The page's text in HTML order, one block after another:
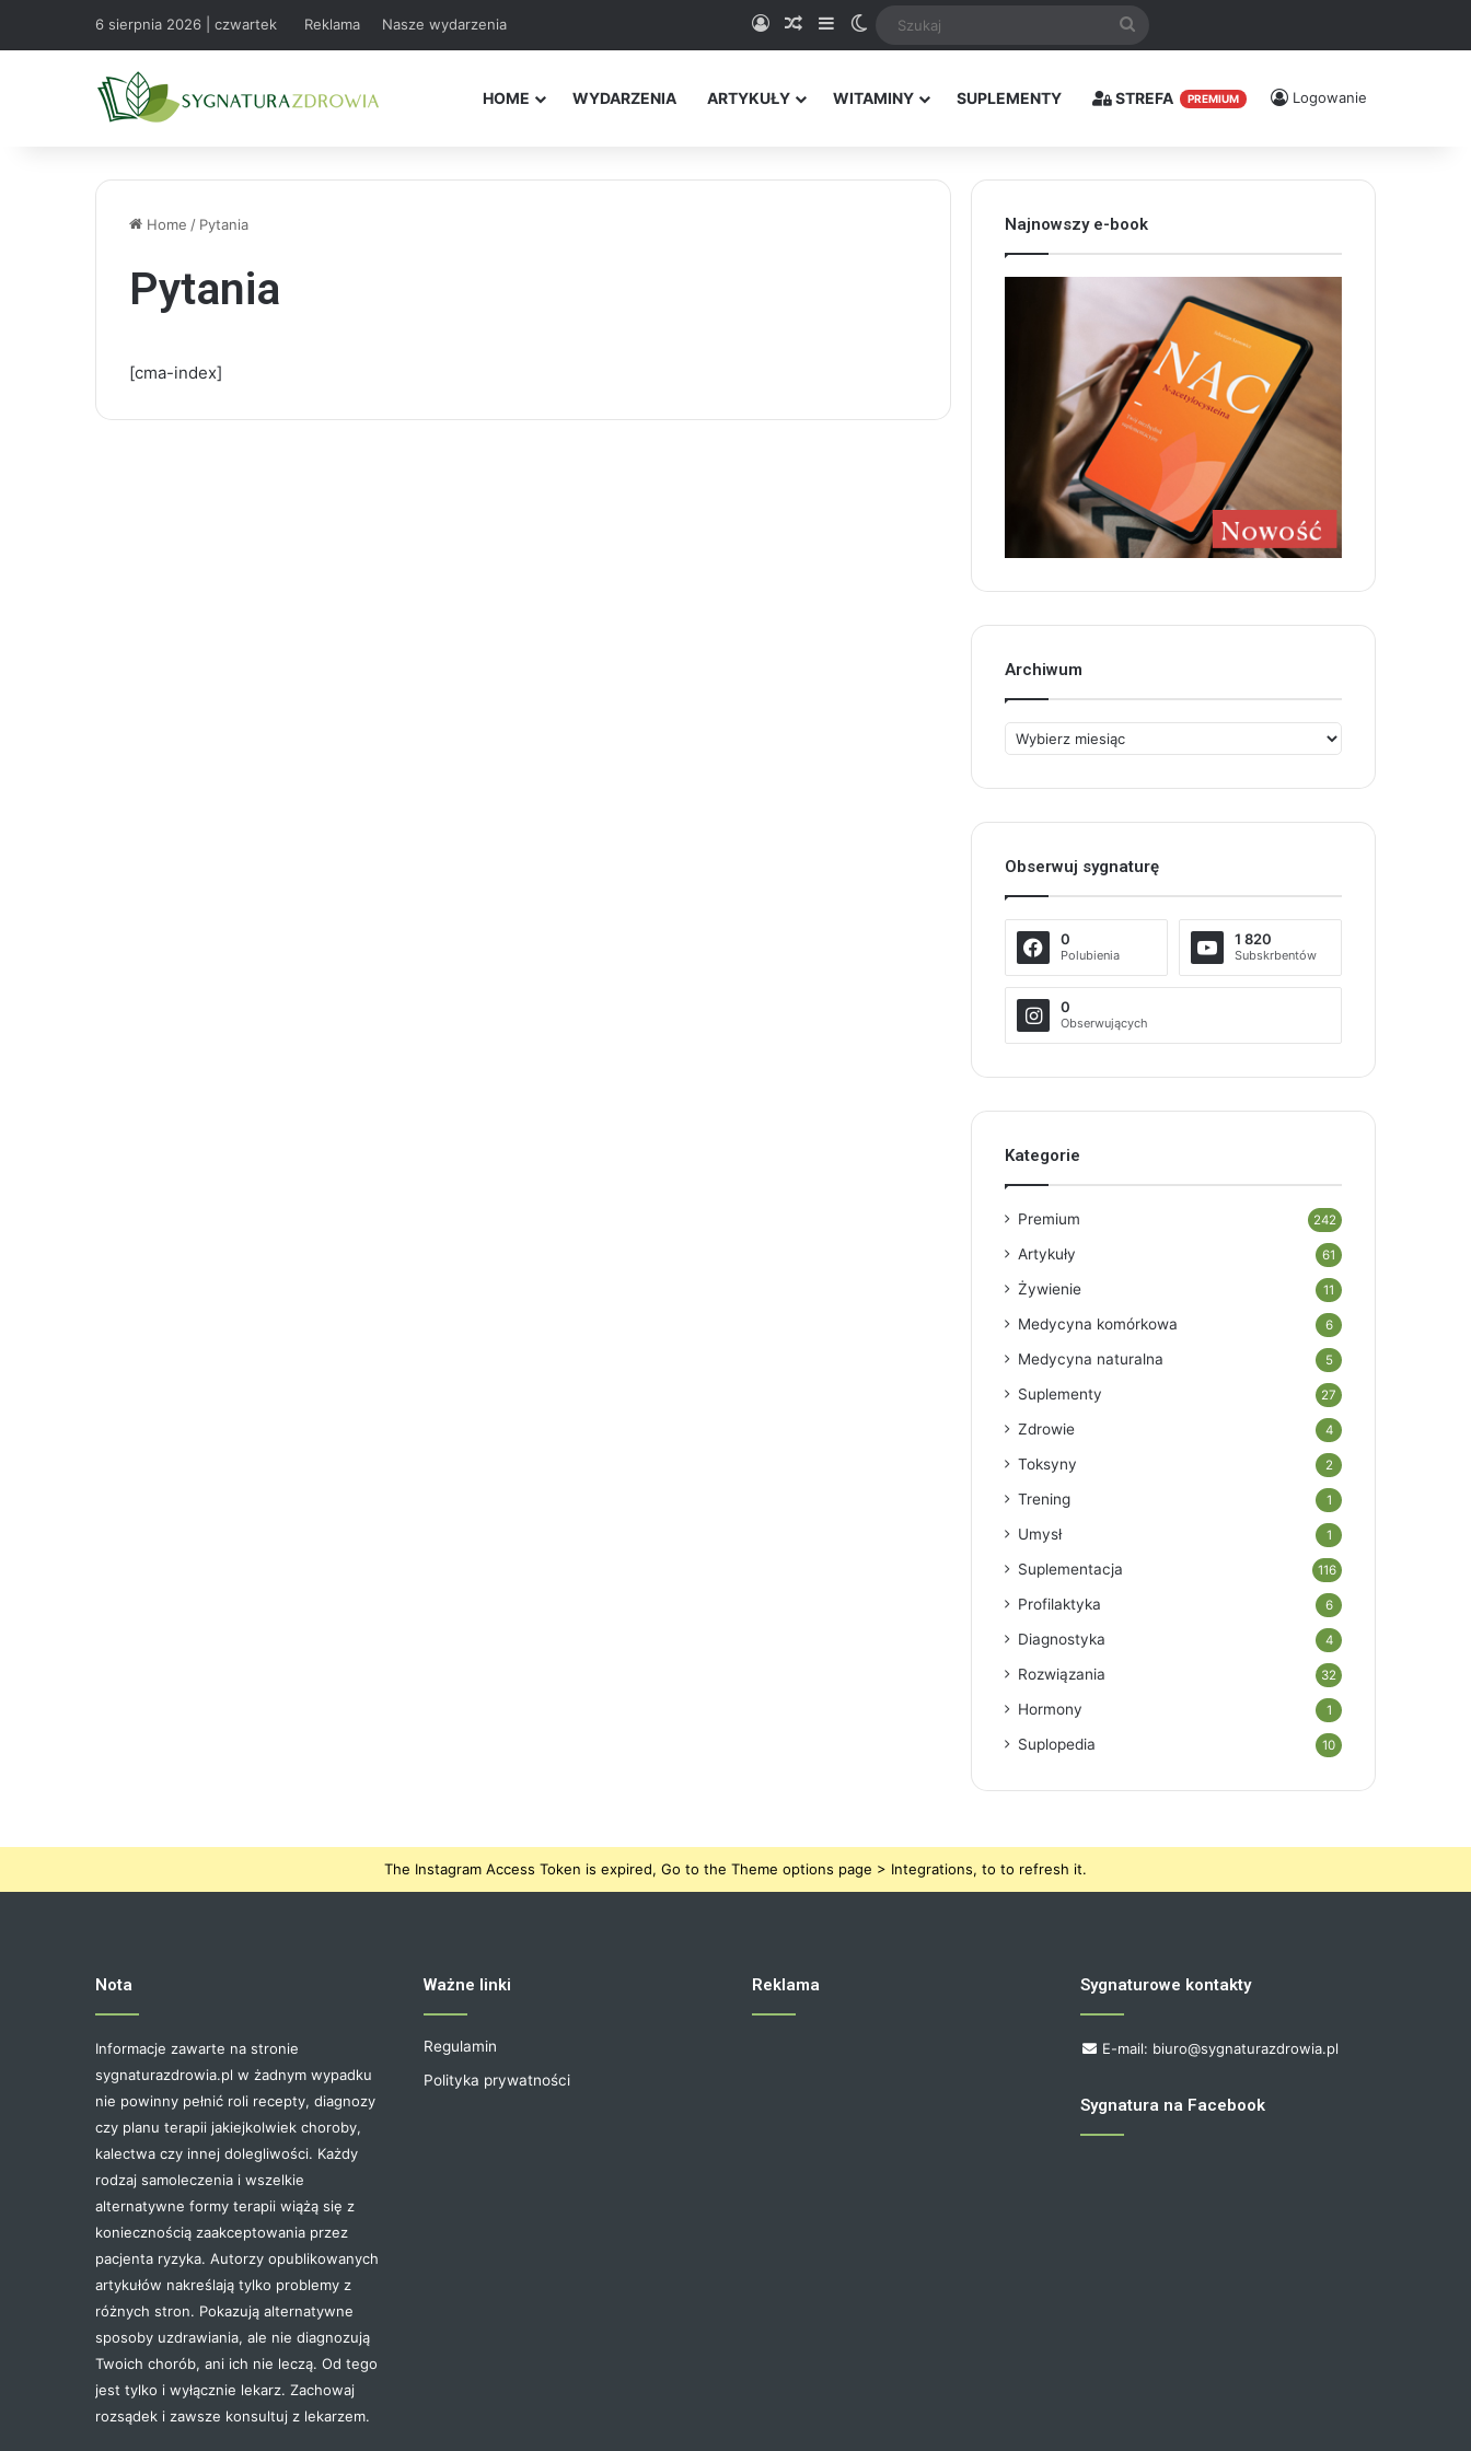
6 sierpnia 2026 | czwartek Reklama Nasze wydarzenia Logowanie
Random Article
SidebarSwitch skin
HOME WYDARZENIA ARTYKUŁY WITAMINY SUPLEMENTY STREFA PREMIUM Logowanie
Home / Pytania
Pytania
[cma-index]
Najnowszy e-book
Archiwum
Archiwum
Obserwuj sygnaturę
0
Polubienia
1 820
Subskrbentów
0
Obserwujących
Kategorie
Premium 242
Artykuły 61
Żywienie 11
Medycyna komórkowa 6
Medycyna naturalna 5
Suplementy 27
Zdrowie 4
Toksyny 2
Trening 1
Umysł 1
Suplementacja 116
Profilaktyka 6
Diagnostyka 4
Rozwiązania 32
Hormony 1
Suplopedia 10
The Instagram Access Token is expired, Go to the Theme options page > Integrations, to to refresh it.
Nota
Informacje zawarte na stronie
sygnaturazdrowia.pl w żadnym wypadku
nie powinny pełnić roli recepty, diagnozy
czy planu terapii jakiejkolwiek choroby,
kalectwa czy innej dolegliwości. Każdy
rodzaj samoleczenia i wszelkie
alternatywne formy terapii wiążą się z
koniecznością zaakceptowania przez
pacjenta ryzyka. Autorzy opublikowanych
artykułów nakreślają tylko problemy z
różnych stron. Pokazują alternatywne
sposoby uzdrawiania, ale nie diagnozują
Twoich chorób, ani ich nie leczą. Od tego
jest tylko i wyłącznie lekarz. Zachowaj
rozsądek i zawsze konsultuj z lekarzem.
Ważne linki
Regulamin
Polityka prywatności
Reklama Sygnaturowe kontakty
E-mail: biuro@sygnaturazdrowia.pl
Sygnatura na Facebook